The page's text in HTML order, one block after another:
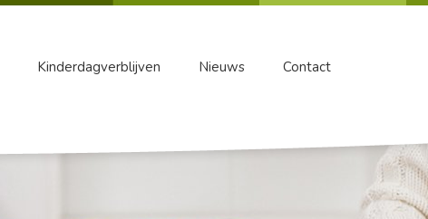
Kinderdagverblijven Nieuws Contact